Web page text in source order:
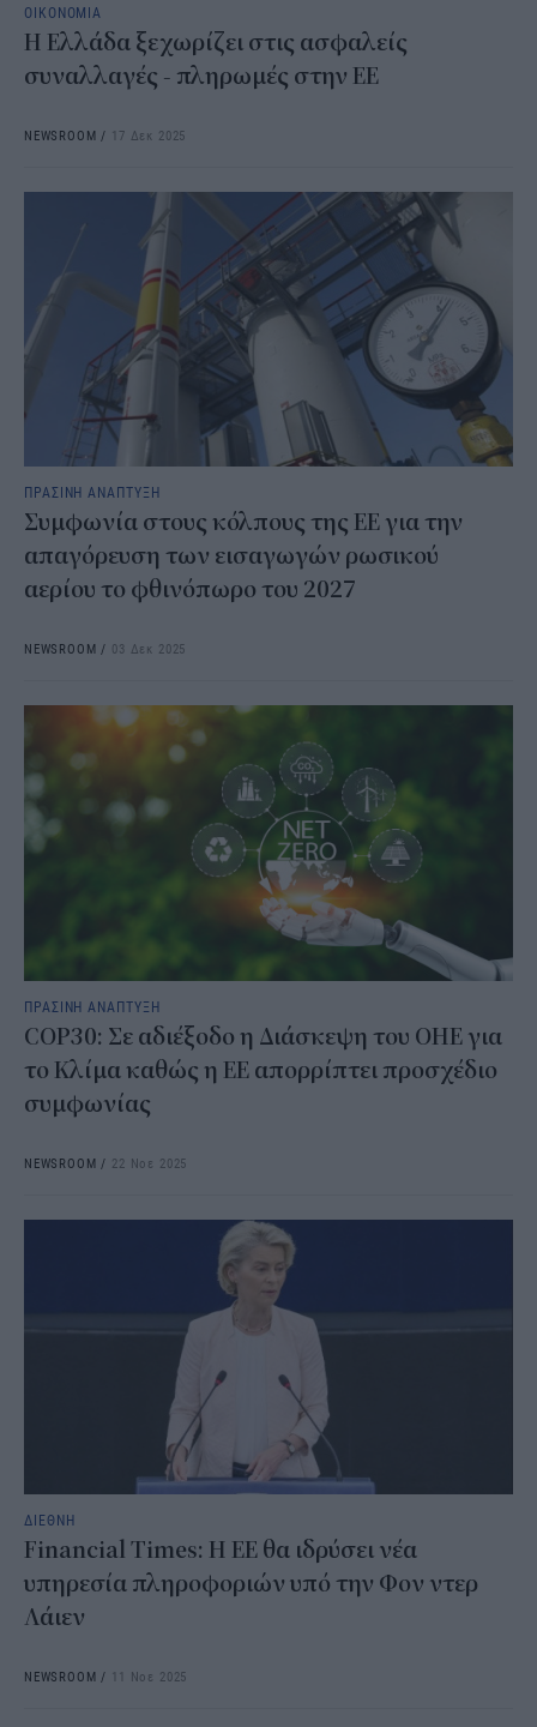
ΟΙΚΟΝΟΜΙΑ
Η Ελλάδα ξεχωρίζει στις ασφαλείς
συναλλαγές - πληρωμές στην ΕΕ
NEWSROOM / 17 Δεκ 2025
ΠΡΑΣΙΝΗ ΑΝΑΠΤΥΞΗ
Συμφωνία στους κόλπους της ΕΕ για την
απαγόρευση των εισαγωγών ρωσικού
αερίου το φθινόπωρο του 2027
NEWSROOM / 03 Δεκ 2025
ΠΡΑΣΙΝΗ ΑΝΑΠΤΥΞΗ
COP30: Σε αδιέξοδο η Διάσκεψη του ΟΗΕ για
το Κλίμα καθώς η ΕΕ απορρίπτει προσχέδιο
συμφωνίας
NEWSROOM / 22 Νοε 2025
ΔΙΕΘΝΗ
Financial Times: Η ΕΕ θα ιδρύσει νέα
υπηρεσία πληροφοριών υπό την Φον ντερ
Λάιεν
NEWSROOM / 11 Νοε 2025